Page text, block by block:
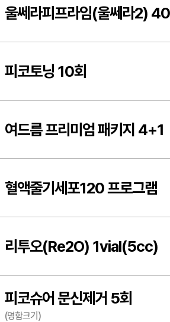
울쎄라피프라임(울쎄라2)
피코토닝 10회
여드름 프리미엄 패키지 4+1
혈액줄기세포120 프로그램
리투오(Re2O) 1vial(5cc)
피코슈어 문신제거 5회
(명함크기)